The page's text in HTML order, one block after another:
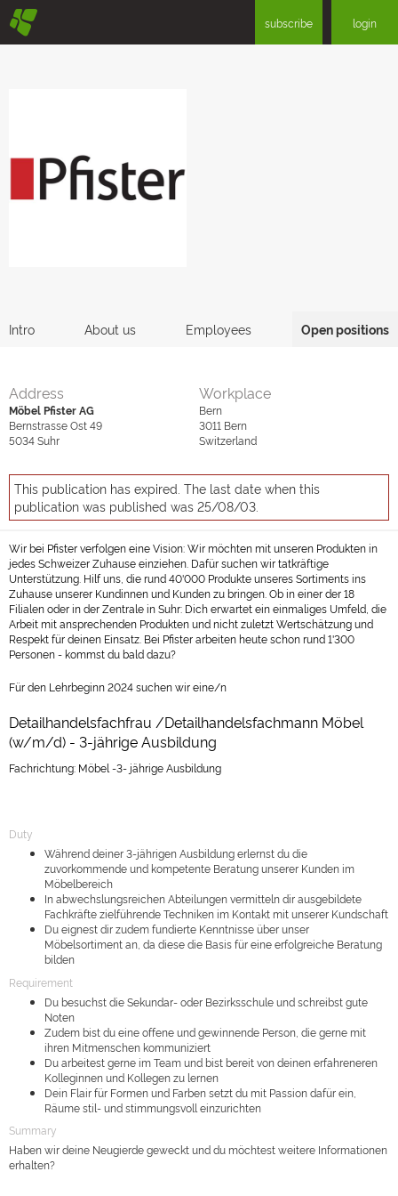
§ subscribe login
Intro About us Employees Open positions
Address
Möbel Pfister AG
Bernstrasse Ost 49
5034Suhr
Workplace
Bern
3011 Bern
Switzerland
This publication has expired. The last date when this
publication was published was 25/08/03.
Wir bei Pfister verfolgen eine Vision: Wir möchten mit unseren Produkten in
jedes Schweizer Zuhause einziehen. Dafür suchen wir tatkräftige
Unterstützung. Hilf uns, die rund 40'000 Produkte unseres Sortiments ins
Zuhause unserer Kundinnen und Kunden zu bringen. Ob in einer der 18
Filialen oder in der Zentrale in Suhr: Dich erwartet ein einmaliges Umfeld, die
Arbeit mit ansprechenden Produkten und nicht zuletzt Wertschätzung und
Respekt für deinen Einsatz. Bei Pfister arbeiten heute schon rund 1'300
Personen - kommst du bald dazu?
Für den Lehrbeginn 2024 suchen wir eine/n
Detailhandelsfachfrau /Detailhandelsfachmann Möbel
(w/m/d) - 3-jährige Ausbildung
Fachrichtung: Möbel -3- jährige Ausbildung
Duty
Während deiner 3-jährigen Ausbildung erlernst du die
zuvorkommende und kompetente Beratung unserer Kunden im
Möbelbereich
In abwechslungsreichen Abteilungen vermitteln dir ausgebildete
Fachkräfte zielführende Techniken im Kontakt mit unserer Kundschaft
Du eignest dir zudem fundierte Kenntnisse über unser
Möbelsortiment an, da diese die Basis für eine erfolgreiche Beratung
bilden
Requirement
Du besuchst die Sekundar- oder Bezirksschule und schreibst gute
Noten
Zudem bist du eine offene und gewinnende Person, die gerne mit
ihren Mitmenschen kommuniziert
Du arbeitest gerne im Team und bist bereit von deinen erfahreneren
Kolleginnen und Kollegen zu lernen
Dein Flair für Formen und Farben setzt du mit Passion dafür ein,
Räume stil- und stimmungsvoll einzurichten
Summary
Haben wir deine Neugierde geweckt und du möchtest weitere Informationen
erhalten?